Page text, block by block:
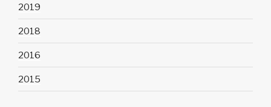
2019
2018
2016
2015